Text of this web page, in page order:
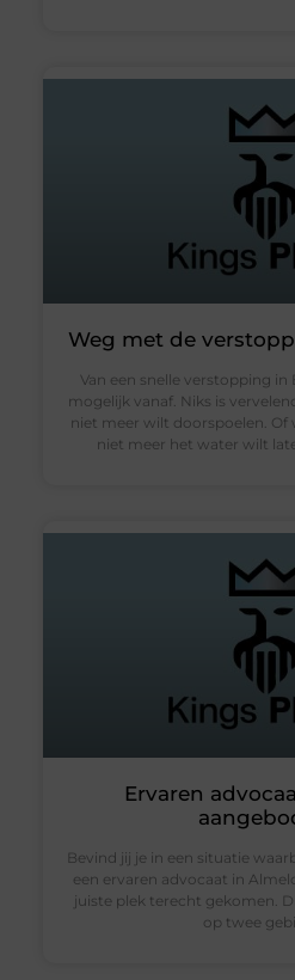
Weg met de
Van een snelle verstopping in
mogelijk vanaf. Niks is
niet meer wilt doorspoelen. Of
niet meer het water wilt
Ervaren
Bevind jij je in een situatie
een ervaren advocaat in
juiste plek terecht gekomen.
op twee